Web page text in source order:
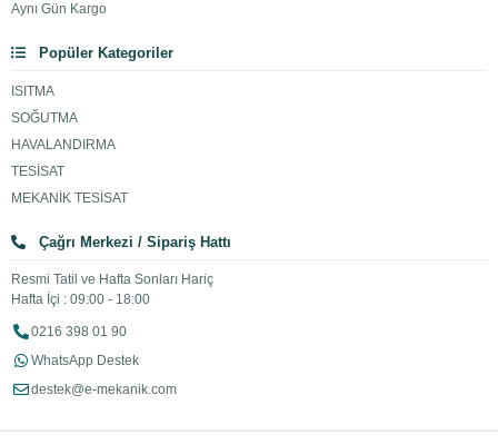
Aynı Gün Kargo
Popüler Kategoriler
ISITMA
SOĞUTMA
HAVALANDIRMA
TESİSAT
MEKANİK TESİSAT
Çağrı Merkezi / Sipariş Hattı
Resmi Tatil ve Hafta Sonları Hariç
Hafta İçi : 09:00 - 18:00
0216 398 01 90
WhatsApp Destek
destek@e-mekanik.com